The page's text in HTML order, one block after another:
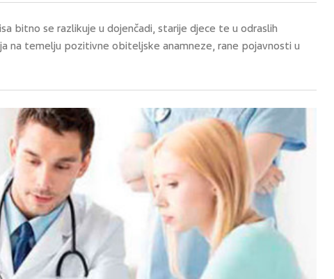
bitno se razlikuje u dojenčadi, starije djece te u odraslih
na temelju pozitivne obiteljske anamneze, rane pojavnosti u